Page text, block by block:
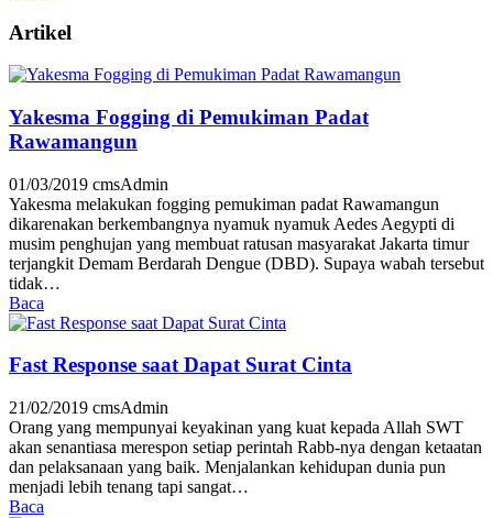
Artikel
Yakesma Fogging di Pemukiman Padat
Rawamangun
01/03/2019 cmsAdmin
Yakesma melakukan fogging pemukiman padat Rawamangun
dikarenakan berkembangnya nyamuk nyamuk Aedes Aegypti di
musim penghujan yang membuat ratusan masyarakat Jakarta timur
terjangkit Demam Berdarah Dengue (DBD). Supaya wabah tersebut
tidak…
Baca
Fast Response saat Dapat Surat Cinta
21/02/2019 cmsAdmin
Orang yang mempunyai keyakinan yang kuat kepada Allah SWT
akan senantiasa merespon setiap perintah Rabb-nya dengan ketaatan
dan pelaksanaan yang baik. Menjalankan kehidupan dunia pun
menjadi lebih tenang tapi sangat…
Baca